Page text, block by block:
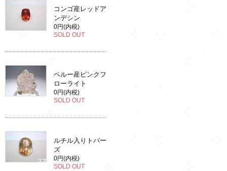
コンゴ産レッドア
ンデシン
0円(内税)
SOLD OUT
ペルー産ピンクフ
ローライト
0円(内税)
SOLD OUT
ルチル入りトパー
ズ
0円(内税)
SOLD OUT